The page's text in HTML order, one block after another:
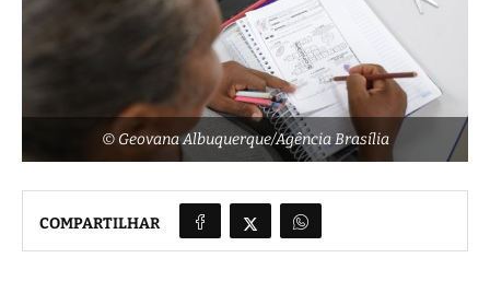
© Geovana Albuquerque/Agência Brasília
COMPARTILHAR